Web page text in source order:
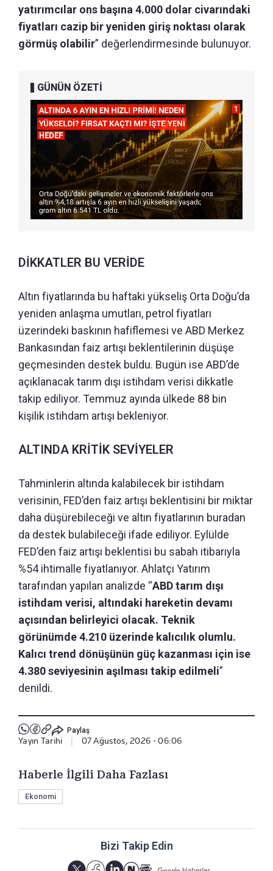
yatırımcılar ons başına 4.000 dolar civarındaki
fiyatları cazip bir yeniden giriş noktası olarak
görmüş olabilir” değerlendirmesinde bulunuyor.
GÜNÜN ÖZETİ
DİKKATLER BU VERİDE
Altın fiyatlarında bu haftaki yükseliş Orta Doğu’da
yeniden anlaşma umutları, petrol fiyatları
üzerindeki baskının hafiflemesi ve ABD Merkez
Bankasından faiz artışı beklentilerinin düşüşe
geçmesinden destek buldu. Bugün ise ABD’de
açıklanacak tarım dışı istihdam verisi dikkatle
takip ediliyor. Temmuz ayında ülkede 88 bin
kişilik istihdam artışı bekleniyor.
ALTINDA KRİTİK SEVİYELER
Tahminlerin altında kalabilecek bir istihdam
verisinin, FED’den faiz artışı beklentisini bir miktar
daha düşürebileceği ve altın fiyatlarının buradan
da destek bulabileceği ifade ediliyor. Eylülde
FED’den faiz artışı beklentisi bu sabah itibarıyla
%54 ihtimalle fiyatlanıyor. Ahlatçı Yatırım
tarafından yapılan analizde “ABD tarım dışı
istihdam verisi, altındaki hareketin devamı
açısından belirleyici olacak. Teknik
görünümde 4.210 üzerinde kalıcılık olumlu.
Kalıcı trend dönüşünün güç kazanması için ise
4.380 seviyesinin aşılması takip edilmeli”
denildi.
Paylaş
Yayın Tarihi 07 Ağustos, 2026 - 06:06
Haberle İlgili Daha Fazlası
Ekonomi
Bizi Takip Edin